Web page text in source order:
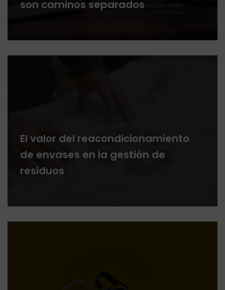
son caminos separados
El valor del reacondicionamiento
de envases en la gestión de
residuos